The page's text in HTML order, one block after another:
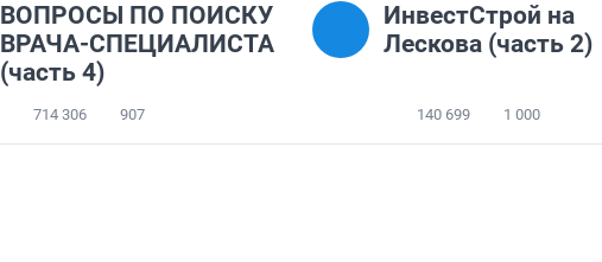
ВОПРОСЫ ПО ПОИСКУ
ВРАЧА-СПЕЦИАЛИСТА
(часть 4)
714 306 907
ИнвестСтрой на
Лескова (часть 2)
140 699 1 000